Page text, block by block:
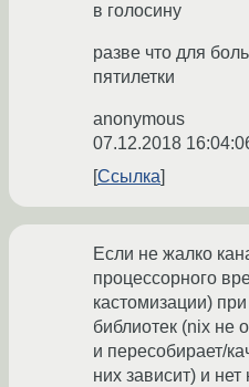
в голосину
разве что для
пятилетки
anonymous
07.12.2018
Ссылка
Если не жалко
процессорного
кастомизации)
библиотек (nix не
и пересобирает/
них зависит) и